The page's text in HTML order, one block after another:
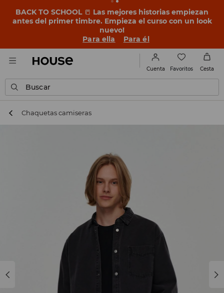
BACK TO SCHOOL 📒 Las mejores historias empiezan
antes del primer timbre. Empieza el curso con un look
nuevo!
Para ella
Para él
Cuenta Favoritos Cesta
Buscar
Chaquetas camiseras